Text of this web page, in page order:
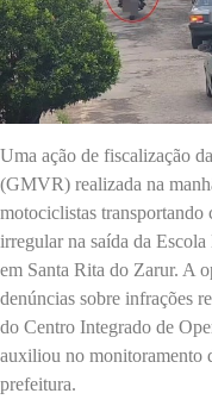
Uma ação de fiscalização
(GMVR) realizada na
motociclistas transportando
irregular na saída da
em Santa Rita do Zarur. A
denúncias sobre infrações
do Centro Integrado de
auxiliou no monitoramento
prefeitura.